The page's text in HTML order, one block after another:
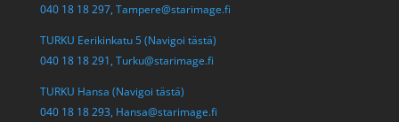
040 18 18 297, Tampere@starimage.fi
TURKU Eerikinkatu 5 (Navigoi tästä)
040 18 18 291, Turku@starimage.fi
TURKU Hansa (Navigoi tästä)
040 18 18 293, Hansa@starimage.fi